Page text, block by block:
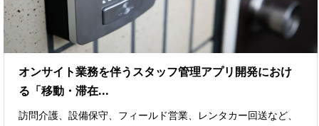
オンサイト業務を伴うスタッフ管理アプリ開発におけ
る「移動・滞在...
訪問介護、設備保守、フィールド営業、レンタカー回送など、